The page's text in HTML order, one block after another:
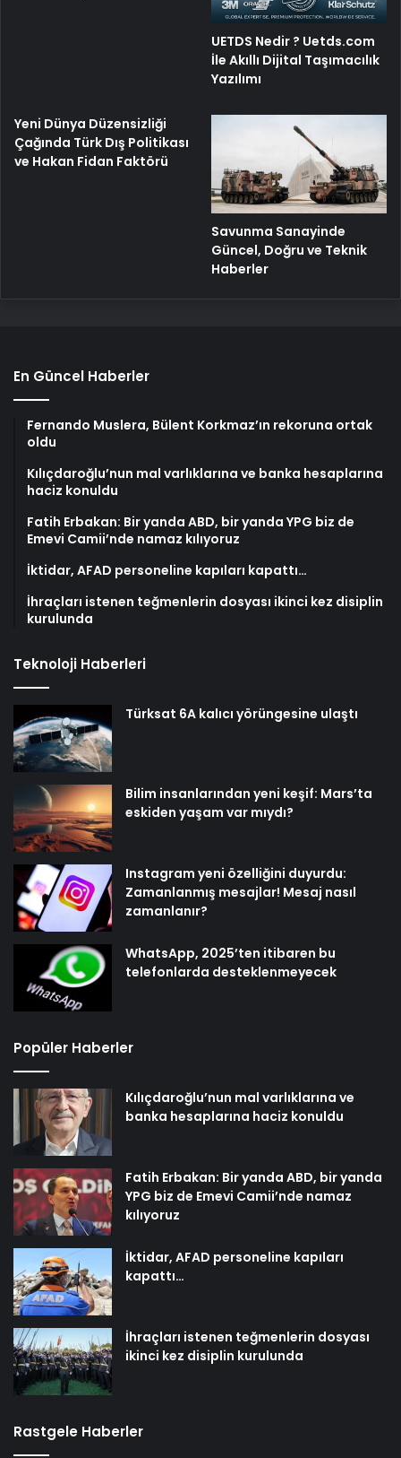
UETDS Nedir ? Uetds.com
İle Akıllı Dijital Taşımacılık
Yazılımı
Yeni Dünya Düzensizliği
Çağında Türk Dış Politikası
ve Hakan Fidan Faktörü
Savunma Sanayinde
Güncel, Doğru ve Teknik
Haberler
En Güncel Haberler
Fernando Muslera, Bülent Korkmaz’ın rekoruna ortak
oldu
Kılıçdaroğlu’nun mal varlıklarına ve banka hesaplarına
haciz konuldu
Fatih Erbakan: Bir yanda ABD, bir yanda YPG biz de
Emevi Camii’nde namaz kılıyoruz
İktidar, AFAD personeline kapıları kapattı…
İhraçları istenen teğmenlerin dosyası ikinci kez disiplin
kurulunda
Teknoloji Haberleri
Türksat 6A kalıcı yörüngesine ulaştı
Bilim insanlarından yeni keşif: Mars’ta
eskiden yaşam var mıydı?
Instagram yeni özelliğini duyurdu:
Zamanlanmış mesajlar! Mesaj nasıl
zamanlanır?
WhatsApp, 2025’ten itibaren bu
telefonlarda desteklenmeyecek
Popüler Haberler
Kılıçdaroğlu’nun mal varlıklarına ve
banka hesaplarına haciz konuldu
Fatih Erbakan: Bir yanda ABD, bir yanda
YPG biz de Emevi Camii’nde namaz
kılıyoruz
İktidar, AFAD personeline kapıları
kapattı…
İhraçları istenen teğmenlerin dosyası
ikinci kez disiplin kurulunda
Rastgele Haberler